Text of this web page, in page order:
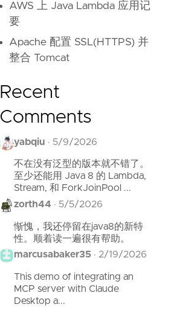
AWS 上 Java Lambda 应用记
要
Apache 配置 SSL(HTTPS) 并
整合 Tomcat
Recent
Comments
yabqiu · 5/9/2026
不在没有泛型的版本就不错了。
至少还能用 Java 8 的 Lambda,
Stream, 和 ForkJoinPool ...
zorth44 · 5/5/2026
惭愧，我还停留在java8的新特
性。顺着读一遍很有帮助。
marcusabaker35 · 2/19/2026
This demo of integrating an
MCP server with Claude
Desktop a...